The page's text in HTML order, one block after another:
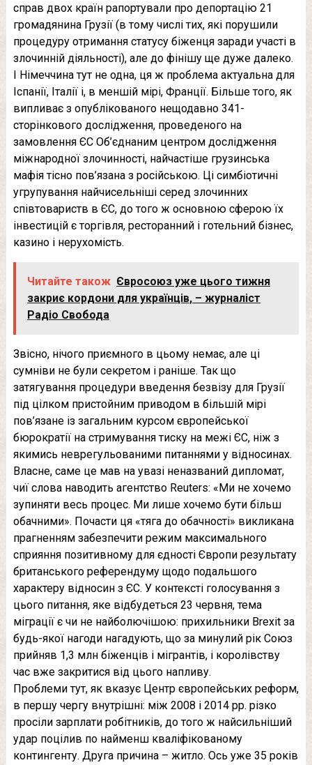
справ двох країн рапортували про депортацію 21
громадянина Грузії (в тому числі тих, які порушили
процедуру отримання статусу біженця заради участі в
злочинній діяльності), але до фінішу ще дуже далеко.
І Німеччина тут не одна, ця ж проблема актуальна для
Іспанії, Італії і, в меншій мірі, Франції. Більше того, як
випливає з опублікованого нещодавно 341-
сторінкового дослідження, проведеного на
замовлення ЄС Об’єднаним центром дослідження
міжнародної злочинності, найчастіше грузинська
мафія тісно пов’язана з російською. Ці симбіотичні
угрупування найчисельніші серед злочинних
співтовариств в ЄС, до того ж основною сферою їх
інвестицій є торгівля, ресторанний і готельний бізнес,
казино і нерухомість.
Читайте також Євросоюз уже цього тижня
закриє кордони для українців, – журналіст
Радіо Свобода
Звісно, нічого приємного в цьому немає, але ці
сумніви не були секретом і раніше. Так що
затягування процедури введення безвізу для Грузії
під цілком пристойним приводом в більшій мірі
пов’язане із загальним курсом європейської
бюрократії на стримування тиску на межі ЄС, ніж з
якимись неврегульованими питаннями у відносинах.
Власне, саме це мав на увазі неназваний дипломат,
чиї слова наводить агентство Reuters: «Ми не хочемо
зупиняти весь процес. Ми лише хочемо бути більш
обачними». Почасти ця «тяга до обачності» викликана
прагненням забезпечити режим максимального
сприяння позитивному для єдності Європи результату
британського референдуму щодо подальшого
характеру відносин з ЄС. У контексті голосування з
цього питання, яке відбудеться 23 червня, тема
міграції є чи не найболючішою: прихильники Brexit за
будь-якої нагоди нагадують, що за минулий рік Союз
прийняв 1,3 млн біженців і мігрантів, і королівству
час вже закритися від цього напливу.
Проблеми тут, як вказує Центр європейських реформ,
в першу чергу внутрішні: між 2008 і 2014 рр. різко
просіли зарплати робітників, до того ж найсильніший
удар поцілив по найменш кваліфікованому
контингенту. Друга причина – житло. Ось уже 35 років